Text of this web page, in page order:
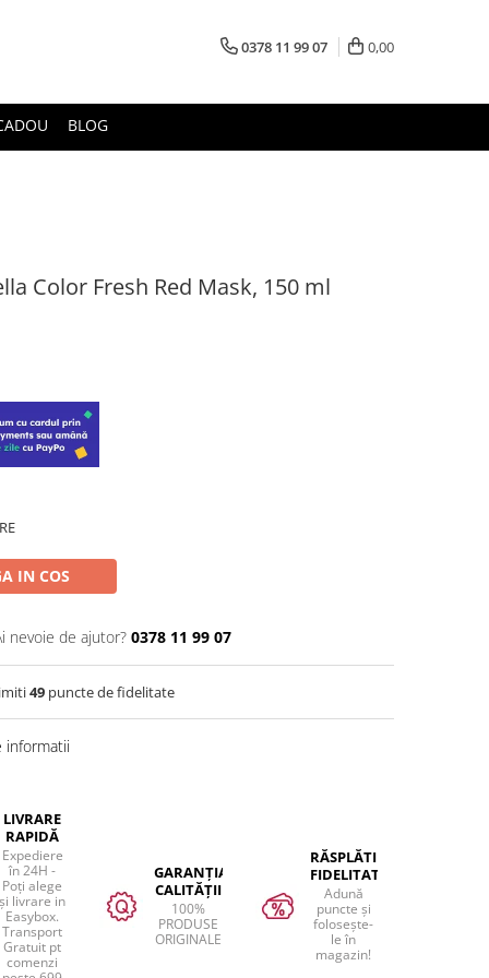
0378 11 99 07 0,00
BLOG
Color Fresh Red Mask, 150 ml
IN COS
nevoie de ajutor? 0378 11 99 07
49 puncte de fidelitate
informatii
LIVRARE
RAPIDĂ
Expediere
în 24H -
Poți alege
și livrare in
Easybox.
Transport
Gratuit pt
comenzi
GARANȚIA
CALITĂȚII
100%
PRODUSE
ORIGINALE
RĂSPLĂTIM
FIDELITATEA
Adună
puncte și
folosește-
le în
magazin!